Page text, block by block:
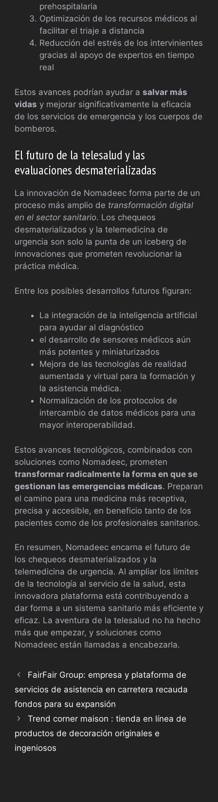
prehospitalaria
Optimización de los recursos médicos al
facilitar el triaje a distancia
Reducción del estrés de los intervinientes
gracias al apoyo de expertos en tiempo
real
Estos avances podrían ayudar a salvar más
vidas y mejorar significativamente la eficacia
de los servicios de emergencia y los cuerpos de
bomberos.
El futuro de la telesalud y las
evaluaciones desmaterializadas
La innovación de Nomadeec forma parte de un
proceso más amplio de transformación digital
en el sector sanitario. Los chequeos
desmaterializados y la telemedicina de
urgencia son solo la punta de un iceberg de
innovaciones que prometen revolucionar la
práctica médica.
Entre los posibles desarrollos futuros figuran:
La integración de la inteligencia artificial
para ayudar al diagnóstico
el desarrollo de sensores médicos aún
más potentes y miniaturizados
Mejora de las tecnologías de realidad
aumentada y virtual para la formación y
la asistencia médica.
Normalización de los protocolos de
intercambio de datos médicos para una
mayor interoperabilidad.
Estos avances tecnológicos, combinados con
soluciones como Nomadeec, prometen
transformar radicalmente la forma en que se
gestionan las emergencias médicas. Preparan
el camino para una medicina más receptiva,
precisa y accesible, en beneficio tanto de los
pacientes como de los profesionales sanitarios.
En resumen, Nomadeec encarna el futuro de
los chequeos desmaterializados y la
telemedicina de urgencia. Al ampliar los límites
de la tecnología al servicio de la salud, esta
innovadora plataforma está contribuyendo a
dar forma a un sistema sanitario más eficiente y
eficaz. La aventura de la telesalud no ha hecho
más que empezar, y soluciones como
Nomadeec están llamadas a encabezarla.
FairFair Group: empresa y plataforma de
servicios de asistencia en carretera recauda
fondos para su expansión
Trend corner maison : tienda en línea de
productos de decoración originales e
ingeniosos